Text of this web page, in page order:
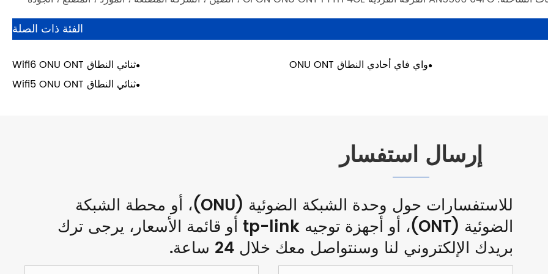
الفئة ذات الصلة
ثنائي النطاق Wifi6 ONU ONT
واي فاي أحادي النطاق ONU ONT
ثنائي النطاق Wifi5 ONU ONT
إرسال استفسار
للاستفسارات حول وحدة الشبكة الضوئية (ONU)، أو محطة الشبكة
الضوئية (ONT)، أو أجهزة توجيه tp-link أو قائمة الأسعار، يرجى ترك
بريدك الإلكتروني لنا وسنتواصل معك خلال 24 ساعة.